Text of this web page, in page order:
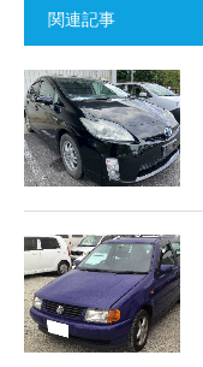
関連記事